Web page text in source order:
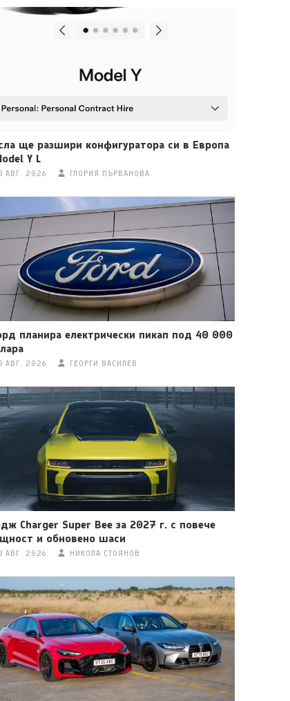
ще разшири конфигуратора си в Европа
Y L
АВГ. 2026 ГЛОРИЯ ПЪРВАНОВА
планира електрически пикап под 40 000
АВГ. 2026 ГЕОРГИ ВАСИЛЕВ
Charger Super Bee за 2027 г. с повече
и обновено шаси
АВГ. 2026 НИКОЛА СТОЯНОВ